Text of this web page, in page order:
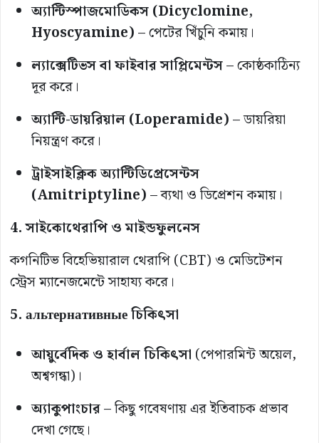
অ্যান্টিস্পাজমোডিকস (Dicyclomine,
Hyoscyamine)– পেটের খিঁচুনি কমায়।
ল্যাক্সেটিভস বা ফাইবার সাপ্লিমেন্টস– কোষ্ঠকাঠিন্য
দূর করে।
অ্যান্টি-ডায়রিয়াল (Loperamide)– ডায়রিয়া
নিয়ন্ত্রণ করে।
ট্রাইসাইক্লিক অ্যান্টিডিপ্রেসেন্টস
(Amitriptyline)– ব্যথা ও ডিপ্রেশন কমায়।
4. সাইকোথেরাপি ও মাইন্ডফুলনেস
কগনিটিভ বিহেভিয়ারাল থেরাপি (CBT) ও মেডিটেশন
স্ট্রেস ম্যানেজমেন্টে সাহায্য করে।
5. альтернативные চিকিৎসা
আয়ুর্বেদিক ও হার্বাল চিকিৎসা (পেপারমিন্ট অয়েল,
অশ্বগন্ধা)।
অ্যাকুপাংচার– কিছু গবেষণায় এর ইতিবাচক প্রভাব
দেখা গেছে।